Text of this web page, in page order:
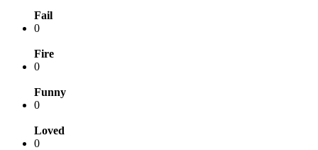
Fail
0
Fire
0
Funny
0
Loved
0